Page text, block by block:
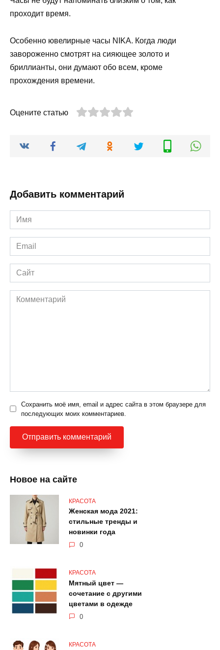
проходит время.
Особенно ювелирные часы NIKA. Когда люди
завороженно смотрят на сияющее золото и
бриллианты, они думают обо всем, кроме
прохождения времени.
Оцените статью
Добавить комментарий
Имя
*
Email
*
Сайт
Комментарий
Сохранить моё имя, email и адрес сайта в этом браузере для
последующих моих комментариев.
Новое на сайте
КРАСОТА
Женская мода 2021:
стильные тренды и
новинки года
0
КРАСОТА
Мятный цвет —
сочетание с другими
цветами в одежде
0
КРАСОТА